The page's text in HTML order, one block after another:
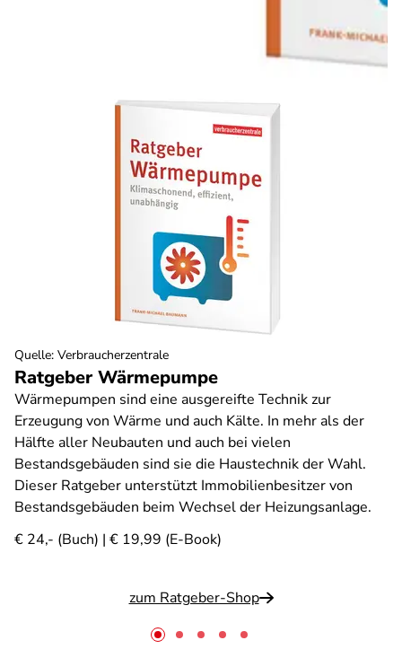
Ratgeber Wärmepumpe
Wärmepumpen sind eine ausgereifte Technik zur
Erzeugung von Wärme und auch Kälte. In mehr als der
Hälfte aller Neubauten und auch bei vielen
Bestandsgebäuden sind sie die Haustechnik der Wahl.
Dieser Ratgeber unterstützt Immobilienbesitzer von
Bestandsgebäuden beim Wechsel der Heizungsanlage.
€ 24,- (Buch) | € 19,99 (E-Book)
zum Ratgeber-Shop
Quelle: Verbraucherzentrale